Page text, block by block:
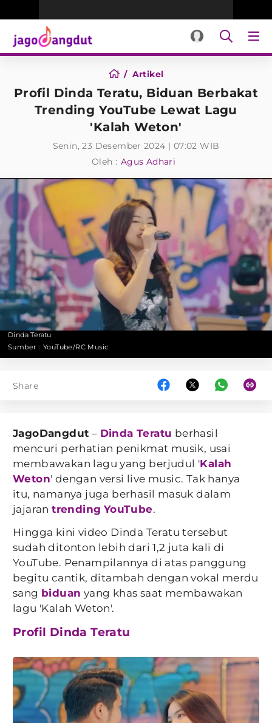
Artikel
Profil Dinda Teratu, Biduan Berbakat
Trending YouTube Lewat Lagu
'Kalah Weton'
Senin, 23 Desember 2024 | 07:02 WIB
Oleh : Agus Adhari
Dinda Teratu
Sumber : YouTube/RC Music
Share
JagoDangdut – Dinda Teratu berhasil
mencuri perhatian penikmat musik, usai
membawakan lagu yang berjudul 'Kalah
Weton' dengan versi live music. Tak hanya
itu, namanya juga berhasil masuk dalam
jajarantrending YouTube.
Hingga kini video Dinda Teratu tersebut
sudah ditonton lebih dari 1,2 juta kali di
YouTube. Penampilannya di atas panggung
begitu cantik, ditambah dengan vokal merdu
sang biduan yang khas saat membawakan
lagu 'Kalah Weton'.
Profil Dinda Teratu